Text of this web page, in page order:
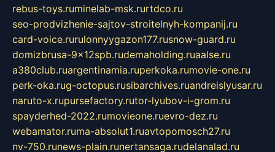
rebus-toys.ruminelab-msk.rurtdco.ru
seo-prodvizhenie-sajtov-stroitelnyh-kompanij.ru
card-voice.rurulonnyygazon177.rusnow-guard.ru
domizbrusa-9x12spb.rudemaholding.ruaalse.ru
a380club.ruargentinamia.ruperkoka.rumovie-one.ru
perk-oka.rug-octopus.rusibarchives.ruandreislyusar.ru
naruto-x.rupursefactory.rutor-lyubov-i-grom.ru
spayderhed-2022.rumovieone.ruevro-dez.ru
webamator.ruma-absolut1.ruavtopomosch27.ru
nv-750.runews-plain.runertansaga.rudelanalad.ru